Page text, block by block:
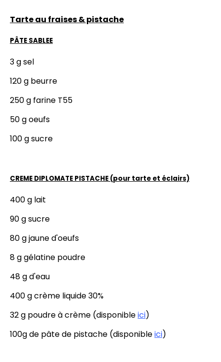
Tarte au fraises & pistache
PÂTE SABLEE
3 g sel
120 g beurre
250 g farine T55
50 g oeufs
100 g sucre
CREME DIPLOMATE PISTACHE (pour tarte et éclairs)
400 g lait
90 g sucre
80 g jaune d'oeufs
8 g gélatine poudre
48 g d'eau
400 g crème liquide 30%
32 g poudre à crème (disponibleici)
100g de pâte de pistache (disponibleici)